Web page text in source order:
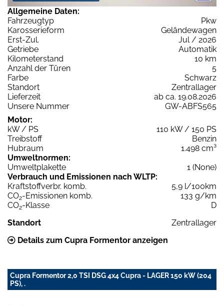
Allgemeine Daten:
Fahrzeugtyp
Pkw
Karosserieform
Geländewagen
Erst-Zul.
Jul / 2026
Getriebe
Automatik
Kilometerstand
10 km
Anzahl der Türen
5
Farbe
Schwarz
Standort
Zentrallager
Lieferzeit
ab ca. 19.08.2026
Unsere Nummer
GW-ABFS565
Motor:
kW / PS
110 kW / 150 PS
Treibstoff
Benzin
Hubraum
1.498 cm³
Umweltnormen:
Umweltplakette
1 (None)
Verbrauch und Emissionen nach WLTP:
Kraftstoffverbr. komb.
5,9 l/100km
CO2-Emissionen komb.
133 g/km
CO2-Klasse
D
Standort
Zentrallager
Details zum Cupra Formentor anzeigen
Cupra Formentor 2,0 TSI DSG 4x4 Cupra - LAGER 150 kW (204
PS), .